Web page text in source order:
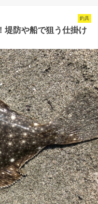
釣具
堤防や船で狙う仕掛け